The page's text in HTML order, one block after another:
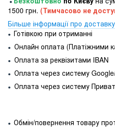
1500 грн. (Тимчасово не
Більше інформації про доставку
● Готівкою при отриманні
● Онлайн оплата (Платіжними
● Оплата за реквізитами IBAN
● Оплата через систему
● Оплата через систему
● Обмін/повернення товару